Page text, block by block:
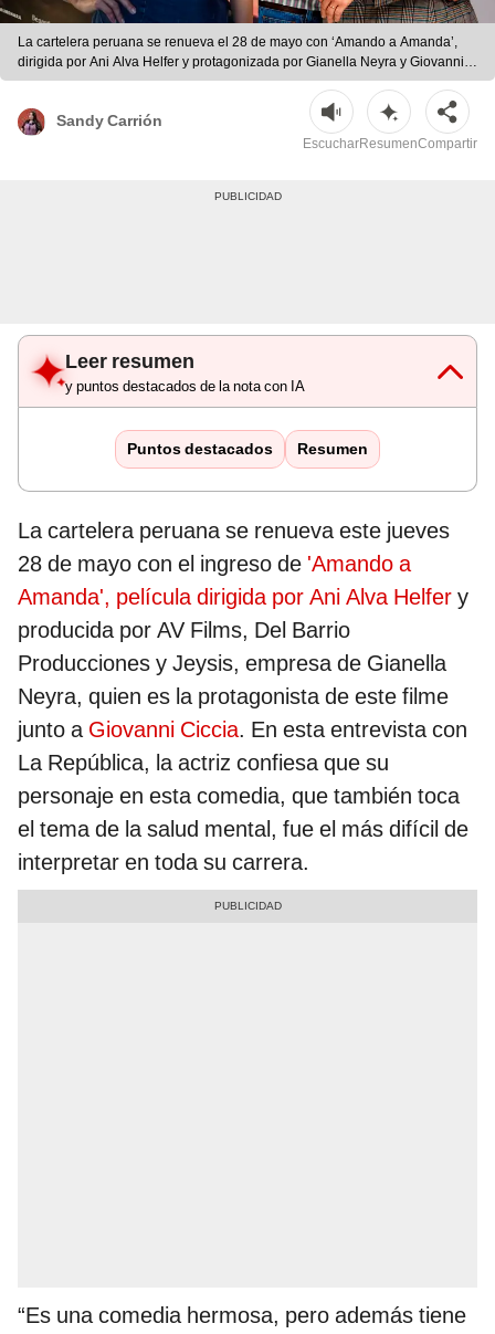
La cartelera peruana se renueva el 28 de mayo con ‘Amando a Amanda’,
dirigida por Ani Alva Helfer y protagonizada por Gianella Neyra y Giovanni
Ciccia. | Foto: Silvana Quiñonez / URPI-LR
Sandy Carrión
EscucharResumenCompartir
Leer resumen
y puntos destacados de la nota con IA
Puntos destacados Resumen
La cartelera peruana se renueva este jueves
28 de mayo con el ingreso de 'Amando a
Amanda', película dirigida por Ani Alva Helfer y
producida por AV Films, Del Barrio
Producciones y Jeysis, empresa de Gianella
Neyra, quien es la protagonista de este filme
junto a Giovanni Ciccia. En esta entrevista con
La República, la actriz confiesa que su
personaje en esta comedia, que también toca
el tema de la salud mental, fue el más difícil de
interpretar en toda su carrera.
“Es una comedia hermosa, pero además tiene